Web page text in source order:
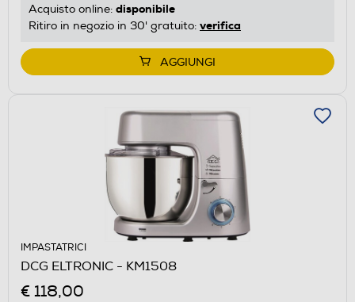
Acquisto online: disponibile
Ritiro in negozio in 30' gratuito: verifica
AGGIUNGI
IMPASTATRICI
DCG ELTRONIC - KM1508
€ 118,00